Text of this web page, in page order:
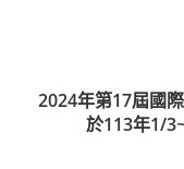
2024年第17屆國
於113年1/